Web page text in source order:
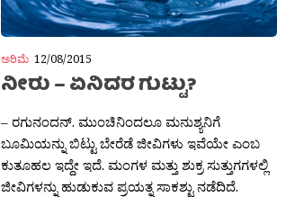
ಅರಿಮೆ 12/08/2015
ನೀರು – ಏನಿದರ ಗುಟ್ಟು?
– ರಗುನಂದನ್. ಮುಂಚಿನಿಂದಲೂ ಮನುಶ್ಯನಿಗೆ
ಬೂಮಿಯನ್ನು ಬಿಟ್ಟು ಬೇರೆಡೆ ಜೀವಿಗಳು ಇವೆಯೇ ಎಂಬ
ಕುತೂಹಲ ಇದ್ದೇ ಇದೆ. ಮಂಗಳ ಮತ್ತು ಶುಕ್ರ ಸುತ್ತುಗಗಳಲ್ಲಿ
ಜೀವಿಗಳನ್ನು ಹುಡುಕುವ ಪ್ರಯತ್ನ ಸಾಕಶ್ಟು ನಡೆದಿದೆ.